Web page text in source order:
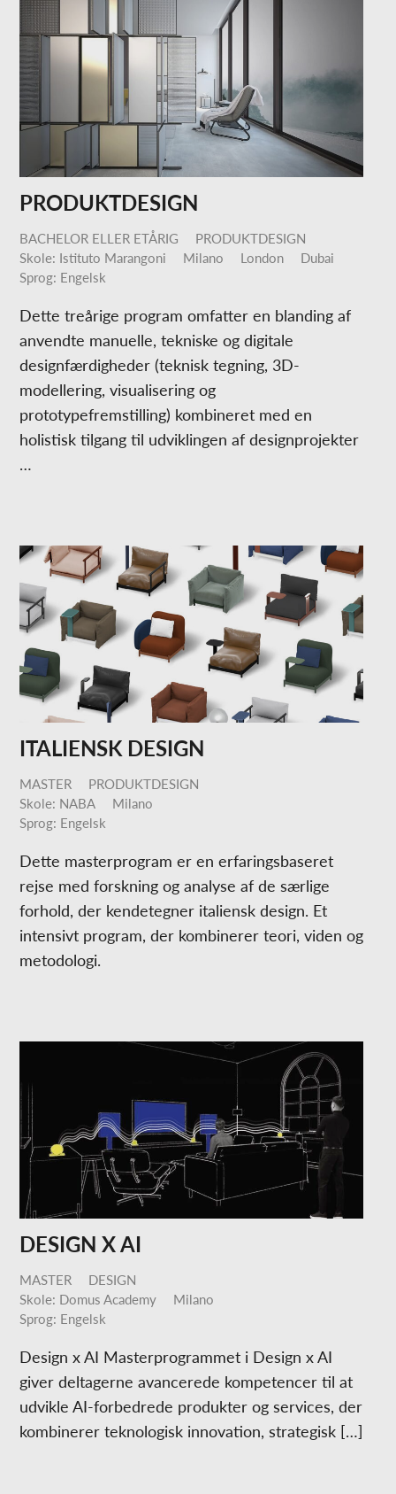
PRODUKTDESIGN
BACHELOR ELLER ETÅRIG
PRODUKTDESIGN
Skole: Istituto Marangoni
Milano London
Dubai
Sprog: Engelsk
Dette treårige program omfatter en blanding af
anvendte manuelle, tekniske og digitale
designfærdigheder (teknisk tegning, 3D-
modellering, visualisering og
prototypefremstilling) kombineret med en
holistisk tilgang til udviklingen af designprojekter
…
ITALIENSK DESIGN
MASTER
PRODUKTDESIGN
Skole: NABA
Milano
Sprog: Engelsk
Dette masterprogram er en erfaringsbaseret
rejse med forskning og analyse af de særlige
forhold, der kendetegner italiensk design. Et
intensivt program, der kombinerer teori, viden og
metodologi.
DESIGN X AI
MASTER
DESIGN
Skole: Domus Academy
Milano
Sprog: Engelsk
Design x AI Masterprogrammet i Design x AI
giver deltagerne avancerede kompetencer til at
udvikle AI-forbedrede produkter og services, der
kombinerer teknologisk innovation, strategisk […]